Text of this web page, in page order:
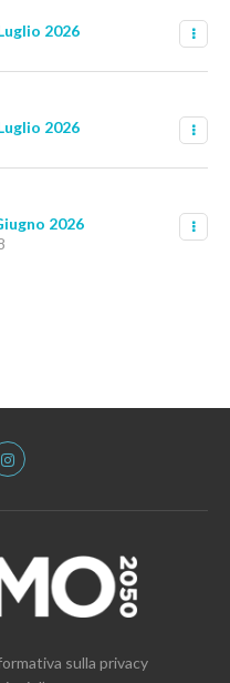
2026
2026
2026
sulla privacy